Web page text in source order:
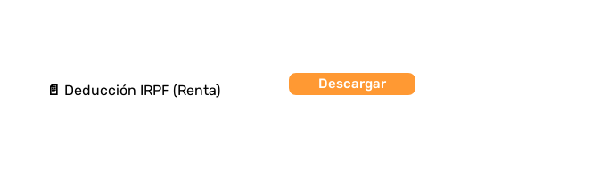
📄 Deducción IRPF (Renta) Descargar